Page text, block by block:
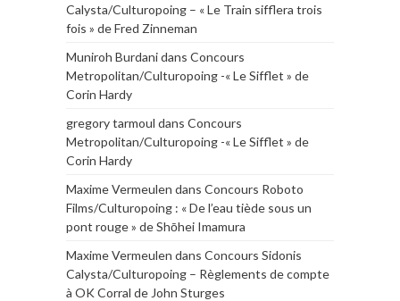
Calysta/Culturopoing – « Le Train sifflera trois
fois » de Fred Zinneman
Muniroh Burdanidans Concours
Metropolitan/Culturopoing -« Le Sifflet » de
Corin Hardy
gregory tarmoul dans Concours
Metropolitan/Culturopoing -« Le Sifflet » de
Corin Hardy
Maxime Vermeulen dans Concours Roboto
Films/Culturopoing : « De l’eau tiède sous un
pont rouge » de Shōhei Imamura
Maxime Vermeulen dans Concours Sidonis
Calysta/Culturopoing – Règlements de compte
à OK Corral de John Sturges